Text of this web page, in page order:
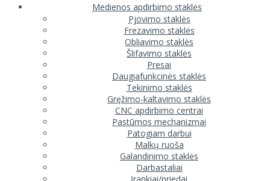
Medienos apdirbimo staklės
Pjovimo staklės
Frezavimo staklės
Obliavimo staklės
Šlifavimo staklės
Presai
Daugiafunkcinės staklės
Tekinimo staklės
Gręžimo-kaltavimo staklės
CNC apdirbimo centrai
Pastūmos mechanizmai
Patogiam darbui
Malkų ruoša
Galandinimo staklės
Darbastaliai
Įrankiai/priedai